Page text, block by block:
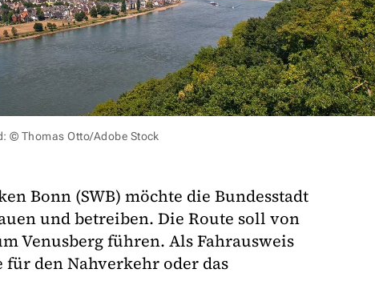
© Thomas Otto/Adobe Stock
Bonn (SWB) möchte die Bundesstadt
und betreiben. Die Route soll von
Venusberg führen. Als Fahrausweis
den Nahverkehr oder das